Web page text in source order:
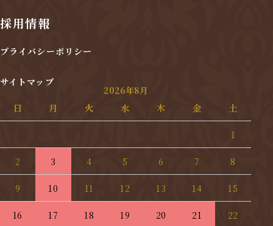
採用情報
プライバシーポリシー
サイトマップ
2026年8月
日 月 火 水 木 金 土
1
2 3 4 5 6 7 8
9 10 11 12 13 14 15
16 17 18 19 20 21 22